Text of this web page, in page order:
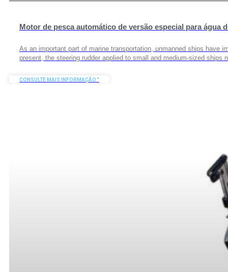
Motor de pesca automático de versão especial para água
As an important part of marine transportation, unmanned ships have
present, the steering rudder applied to small and medium-sized
CONSULTE MAIS INFORMAÇÃO "